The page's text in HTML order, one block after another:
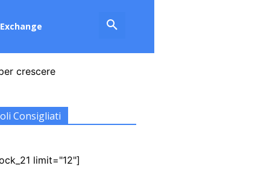
Exchange
crescere
Consigliati
limit="12"]